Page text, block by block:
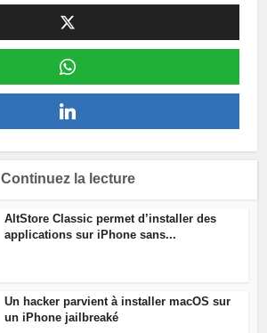
Continuez la lecture
AltStore Classic permet d’installer des
applications sur iPhone sans...
Un hacker parvient à installer macOS sur
un iPhone jailbreaké